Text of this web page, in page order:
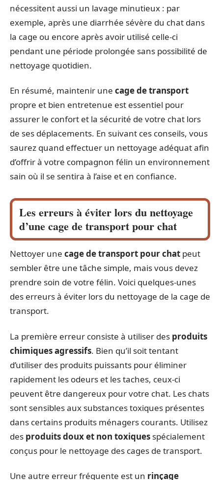
nécessitent aussi un lavage minutieux : par
exemple, après une diarrhée sévère du chat dans
la cage ou encore après avoir utilisé celle-ci
pendant une période prolongée sans possibilité de
nettoyage quotidien.
En résumé, maintenir une cage de transport
propre et bien entretenue est essentiel pour
assurer le confort et la sécurité de votre chat lors
de ses déplacements. En suivant ces conseils, vous
saurez quand effectuer un nettoyage adéquat afin
d’offrir à votre compagnon félin un environnement
sain où il se sentira à l’aise et en confiance.
Les erreurs à éviter lors du nettoyage
d’une cage de transport pour chat
Nettoyer une cage de transport pour chat peut
sembler être une tâche simple, mais vous devez
prendre soin de votre félin. Voici quelques-unes
des erreurs à éviter lors du nettoyage de la cage de
transport.
La première erreur consiste à utiliser des produits
chimiques agressifs. Bien qu’il soit tentant
d’utiliser des produits puissants pour éliminer
rapidement les odeurs et les taches, ceux-ci
peuvent être dangereux pour votre chat. Les chats
sont sensibles aux substances toxiques présentes
dans certains produits ménagers courants. Utilisez
des produits doux et non toxiques spécialement
conçus pour le nettoyage des cages de transport.
Une autre erreur fréquente est un rinçage